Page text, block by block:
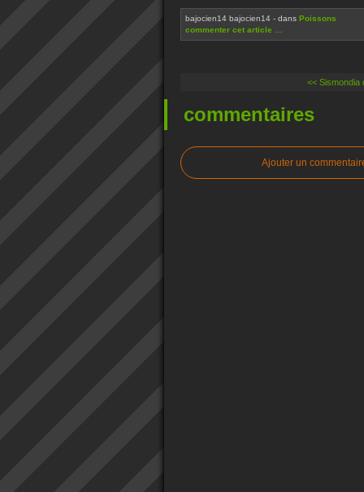
bajocien14 bajocien14 - dans Poissons
commenter cet article
<< Sismondia
commentaires
Ajouter un